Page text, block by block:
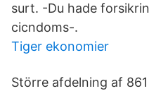
surt. -Du hade
cicndoms-.
Tiger ekonomier
Större afdelning af